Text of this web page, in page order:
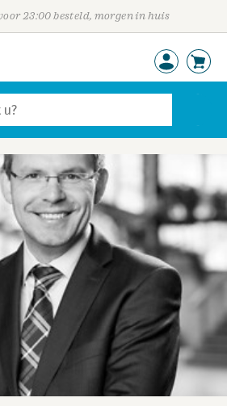
23:00 besteld, morgen in huis